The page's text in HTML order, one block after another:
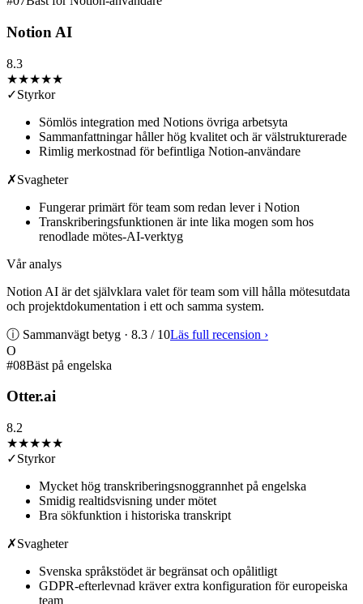
Notion AI
8.3
★★★★★
✓Styrkor
Sömlös integration med Notions övriga arbetsyta
Sammanfattningar håller hög kvalitet och är välstrukturerade
Rimlig merkostnad för befintliga Notion-användare
✗Svagheter
Fungerar primärt för team som redan lever i Notion
Transkriberingsfunktionen är inte lika mogen som hos
renodlade mötes-AI-verktyg
Vår analys
Notion AI är det självklara valet för team som vill hålla mötesutdata
och projektdokumentation i ett och samma system.
ⓘ Sammanvägt betyg · 8.3 / 10Läs full recension ›
O
#08Bäst på engelska
Otter.ai
8.2
★★★★★
✓Styrkor
Mycket hög transkriberingsnoggrannhet på engelska
Smidig realtidsvisning under mötet
Bra sökfunktion i historiska transkript
✗Svagheter
Svenska språkstödet är begränsat och opålitligt
GDPR-efterlevnad kräver extra konfiguration för europeiska
team